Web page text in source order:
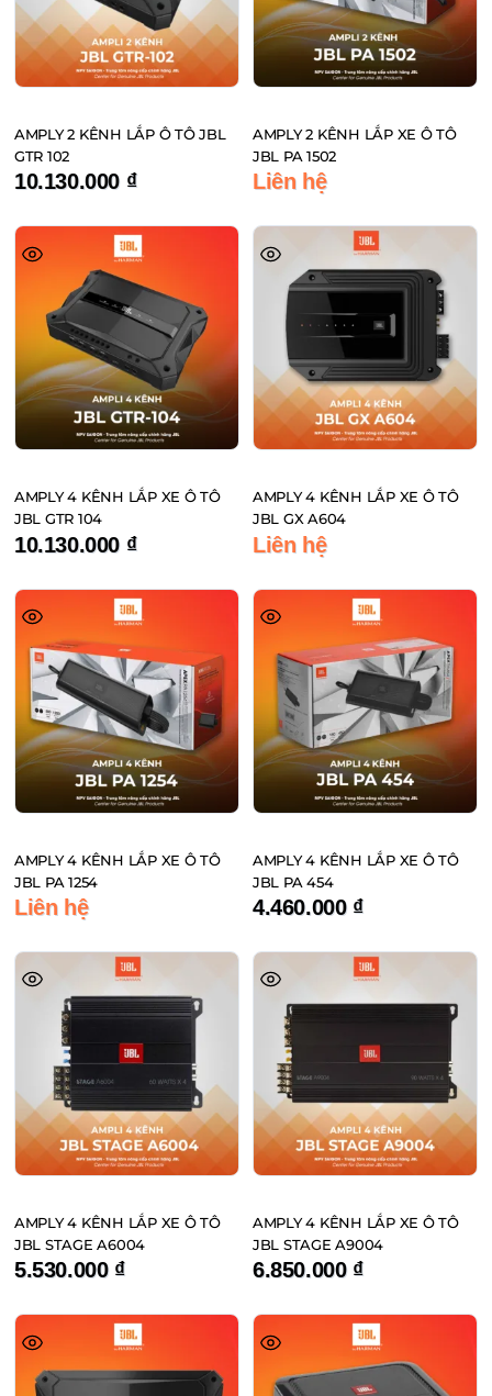
AMPLY 2 KÊNH LẮP Ô TÔ JBL
GTR 102
10.130.000 ₫
AMPLY 2 KÊNH LẮP XE Ô TÔ
JBL PA 1502
Liên hệ
AMPLY 4 KÊNH LẮP XE Ô TÔ
JBL GTR 104
10.130.000 ₫
AMPLY 4 KÊNH LẮP XE Ô TÔ
JBL GX A604
Liên hệ
AMPLY 4 KÊNH LẮP XE Ô TÔ
JBL PA 1254
Liên hệ
AMPLY 4 KÊNH LẮP XE Ô TÔ
JBL PA 454
4.460.000 ₫
AMPLY 4 KÊNH LẮP XE Ô TÔ
JBL STAGE A6004
5.530.000 ₫
AMPLY 4 KÊNH LẮP XE Ô TÔ
JBL STAGE A9004
6.850.000 ₫